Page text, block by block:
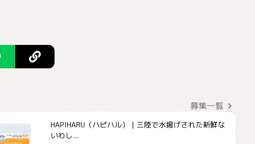
募集一覧
HAPIHARU（ハピハル）｜三陸で水揚げされた新鮮な
いわし...